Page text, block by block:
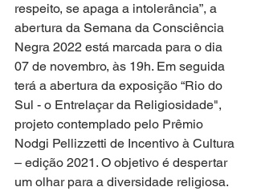
respeito, se apaga a intolerância”, a
abertura da Semana da Consciência
Negra 2022 está marcada para o dia
07 de novembro, às 19h. Em seguida
terá a abertura da exposição “Rio do
Sul - o Entrelaçar da Religiosidade",
projeto contemplado pelo Prêmio
Nodgi Pellizzetti de Incentivo à Cultura
– edição 2021. O objetivo é despertar
um olhar para a diversidade religiosa.